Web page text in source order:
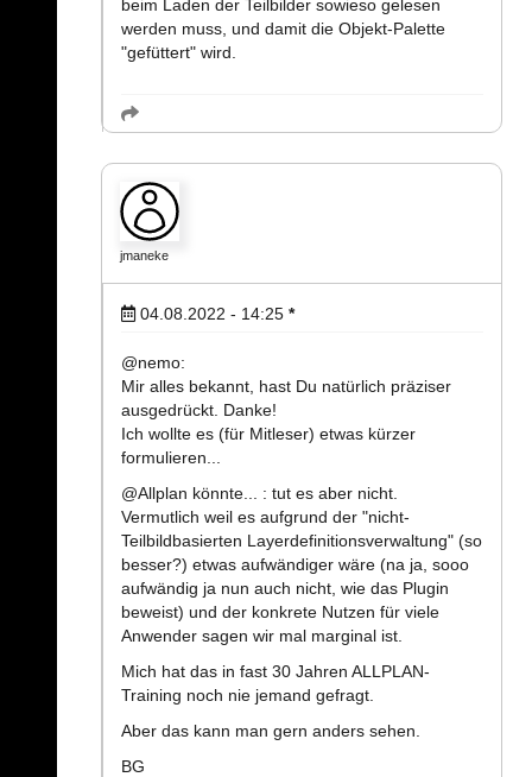
beim Laden der Teilbilder sowieso gelesen
werden muss, und damit die Objekt-Palette
"gefüttert" wird.
jmaneke
04.08.2022 - 14:25 *
@nemo:
Mir alles bekannt, hast Du natürlich präziser
ausgedrückt. Danke!
Ich wollte es (für Mitleser) etwas kürzer
formulieren...
@Allplan könnte... : tut es aber nicht.
Vermutlich weil es aufgrund der "nicht-
Teilbildbasierten Layerdefinitionsverwaltung" (so
besser?) etwas aufwändiger wäre (na ja, sooo
aufwändig ja nun auch nicht, wie das Plugin
beweist) und der konkrete Nutzen für viele
Anwender sagen wir mal marginal ist.
Mich hat das in fast 30 Jahren ALLPLAN-
Training noch nie jemand gefragt.
Aber das kann man gern anders sehen.
BG